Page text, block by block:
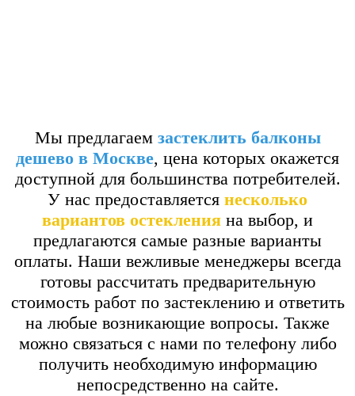
Мы предлагаем застеклить балконы
дешево в Москве, цена которых окажется
доступной для большинства потребителей.
У нас предоставляется несколько
вариантов остекления на выбор, и
предлагаются самые разные варианты
оплаты. Наши вежливые менеджеры всегда
готовы рассчитать предварительную
стоимость работ по застеклению и ответить
на любые возникающие вопросы. Также
можно связаться с нами по телефону либо
получить необходимую информацию
непосредственно на сайте.